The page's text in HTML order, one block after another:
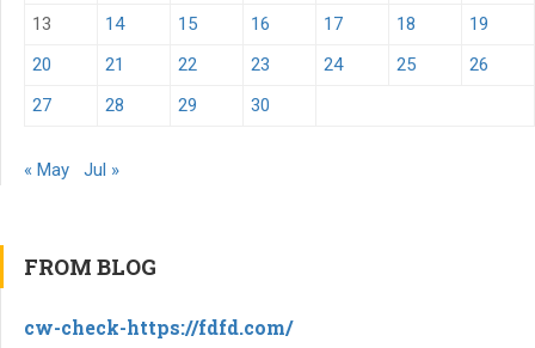
13
14 15 16 17 18
19
20
21 22 23 24 25
26
27
28 29 30
« May Jul »
FROM BLOG
cw-check-https://fdfd.com/